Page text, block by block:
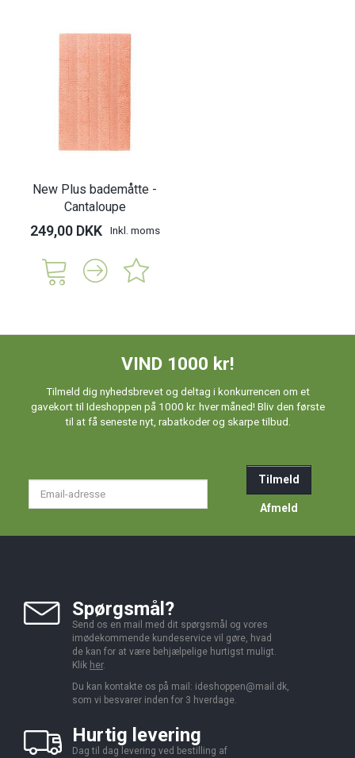
New Plus bademåtte -
Cantaloupe
249,00 DKK Inkl. moms
VIND 1000 kr!
Tilmeld dig nyhedsbrevet og deltag i konkurrencen om et
gavekort til Ideshoppen på 1000 kr. hver måned! Bliv den første
til at få seneste nyt, rabatkoder og skarpe tilbud.
Tilmeld
Afmeld
Spørgsmål?
Send os en mail med dit spørgsmål og vores
imødekommende kundeservice vil gøre, hvad
de kan for at være behjælpelige hurtigst muligt.
Klik her.
Du kan kontakte os på mail: ideshoppen@mail.dk,
som vi besvarer inden for 3 hverdage.
Hurtig levering
Dag til dag levering ved bestilling af